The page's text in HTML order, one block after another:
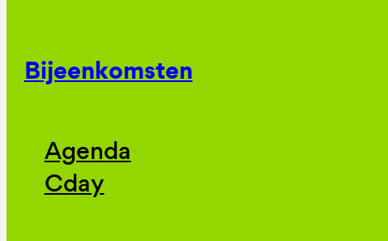
Bijeenkomsten
Agenda
Cday